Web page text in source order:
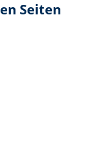
Seiten